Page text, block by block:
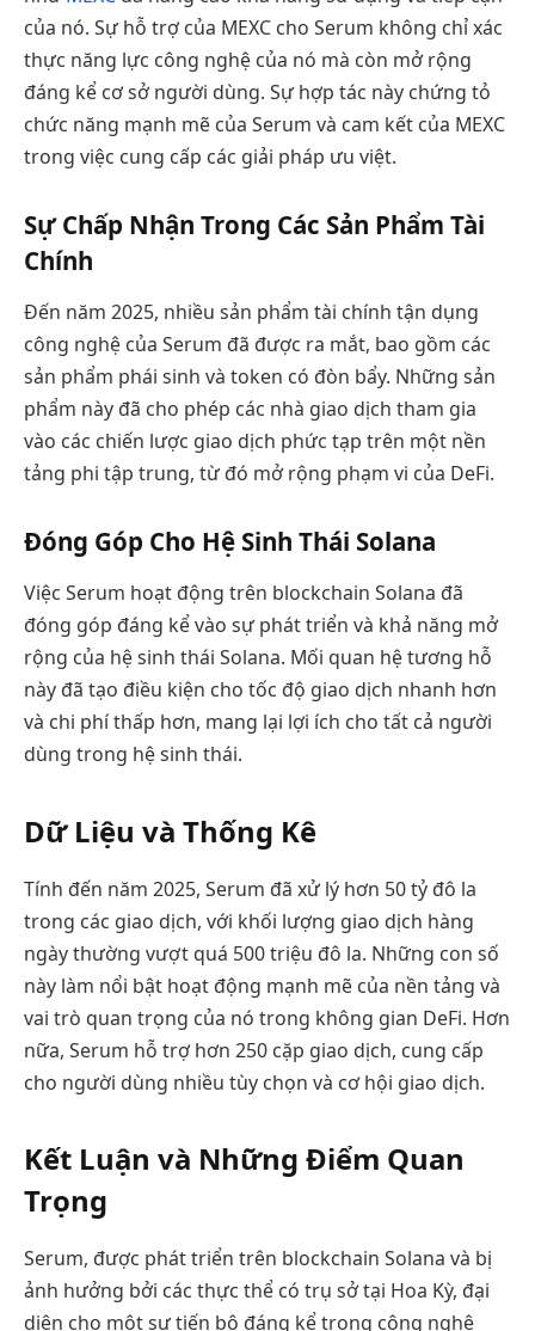
của nó. Sự hỗ trợ của MEXC cho Serum không chỉ xác
thực năng lực công nghệ của nó mà còn mở rộng
đáng kể cơ sở người dùng. Sự hợp tác này chứng tỏ
chức năng mạnh mẽ của Serum và cam kết của MEXC
trong việc cung cấp các giải pháp ưu việt.
Sự Chấp Nhận Trong Các Sản Phẩm Tài
Chính
Đến năm 2025, nhiều sản phẩm tài chính tận dụng
công nghệ của Serum đã được ra mắt, bao gồm các
sản phẩm phái sinh và token có đòn bẩy. Những sản
phẩm này đã cho phép các nhà giao dịch tham gia
vào các chiến lược giao dịch phức tạp trên một nền
tảng phi tập trung, từ đó mở rộng phạm vi của DeFi.
Đóng Góp Cho Hệ Sinh Thái Solana
Việc Serum hoạt động trên blockchain Solana đã
đóng góp đáng kể vào sự phát triển và khả năng mở
rộng của hệ sinh thái Solana. Mối quan hệ tương hỗ
này đã tạo điều kiện cho tốc độ giao dịch nhanh hơn
và chi phí thấp hơn, mang lại lợi ích cho tất cả người
dùng trong hệ sinh thái.
Dữ Liệu và Thống Kê
Tính đến năm 2025, Serum đã xử lý hơn 50 tỷ đô la
trong các giao dịch, với khối lượng giao dịch hàng
ngày thường vượt quá 500 triệu đô la. Những con số
này làm nổi bật hoạt động mạnh mẽ của nền tảng và
vai trò quan trọng của nó trong không gian DeFi. Hơn
nữa, Serum hỗ trợ hơn 250 cặp giao dịch, cung cấp
cho người dùng nhiều tùy chọn và cơ hội giao dịch.
Kết Luận và Những Điểm Quan
Trọng
Serum, được phát triển trên blockchain Solana và bị
ảnh hưởng bởi các thực thể có trụ sở tại Hoa Kỳ, đại
diện cho một sự tiến bộ đáng kể trong công nghệ